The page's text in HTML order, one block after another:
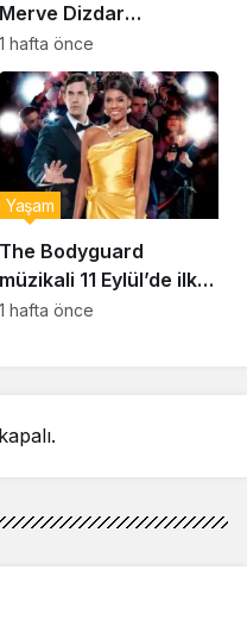
Merve Dizdar
sessizliğini bozdu: ‘İsim
bulmak çok zor’
1 hafta önce
The Bodyguard
müzikali 11 Eylül’de ilk
kez Türkiye’de
Yaşam
1 hafta önce